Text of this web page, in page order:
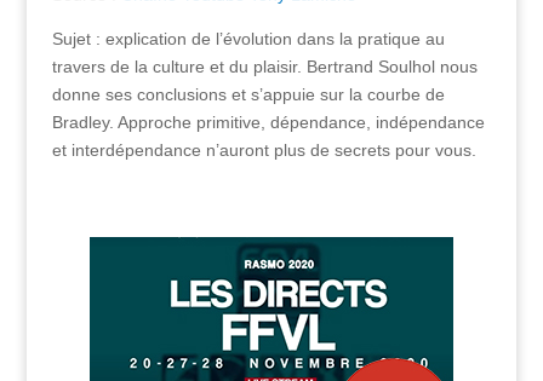
Sujet : explication de l’évolution dans la pratique au
travers de la culture et du plaisir. Bertrand Soulhol nous
donne ses conclusions et s’appuie sur la courbe de
Bradley. Approche primitive, dépendance, indépendance
et interdépendance n’auront plus de secrets pour vous.